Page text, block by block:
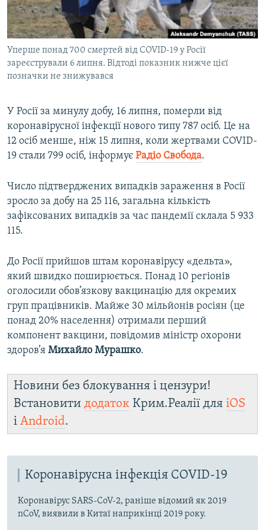
ВІДЕОУРОКИ «ELIFBE»
СВІДЧЕННЯ ОКУПАЦІЇ
УКРАЇНСЬКА ПРОБЛЕМА КРИМУ
ІНФОГРАФІКА
Русский
Qırımtatar
ДОЛУЧАЙСЯ!
Усі сайти RFE/RL
Уперше понад 700 смертей від COVID-19 у Росії
зареєстрували 6 липня. Відтоді показник нижче цієї
позначки не знижувався
У Росії за минулу добу, 16 липня, померли від
коронавірусної інфекції нового типу 787 осіб. Це на
12 осіб менше, ніж 15 липня, коли жертвами COVID-
19 стали 799 осіб, інформує Радіо Свобода.
Число підтверджених випадків зараження в Росії
зросло за добу на 25 116, загальна кількість
зафіксованих випадків за час пандемії склала 5 933
115.
До Росії прийшов штам коронавірусу «дельта»,
який швидко поширюється. Понад 10 регіонів
оголосили обов’язкову вакцинацію для окремих
груп працівників. Майже 30 мільйонів росіян (це
понад 20% населення) отримали перший
компонент вакцини, повідомив міністр охорони
здоров’я Михайло Мурашко.
Новини без блокування і цензури!
Встановити додаток Крим.Реалії для iOS
і Android.
Коронавірусна інфекція COVID-19
Коронавірус SARS-CoV-2, раніше відомий як 2019
nCoV, виявили в Китаї наприкінці 2019 року.